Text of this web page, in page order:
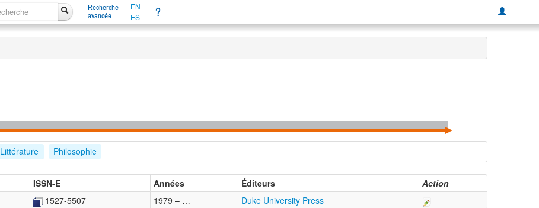
Recherche
avancée
EN
ES
?
Littérature Philosophie
ISSN-E Années Éditeurs
Action
1527-5507 1979 – … Duke University Press